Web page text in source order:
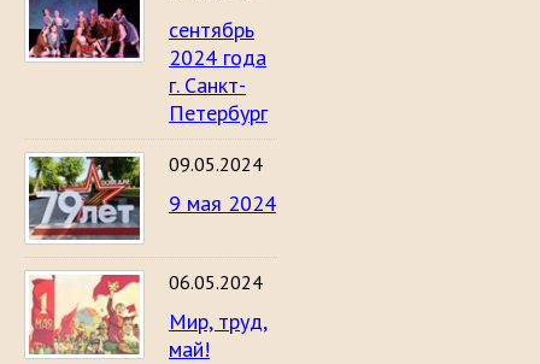
сентябрь
2024 года
г. Санкт-
Петербург
09.05.2024
9 мая 2024
06.05.2024
Мир, труд,
май!